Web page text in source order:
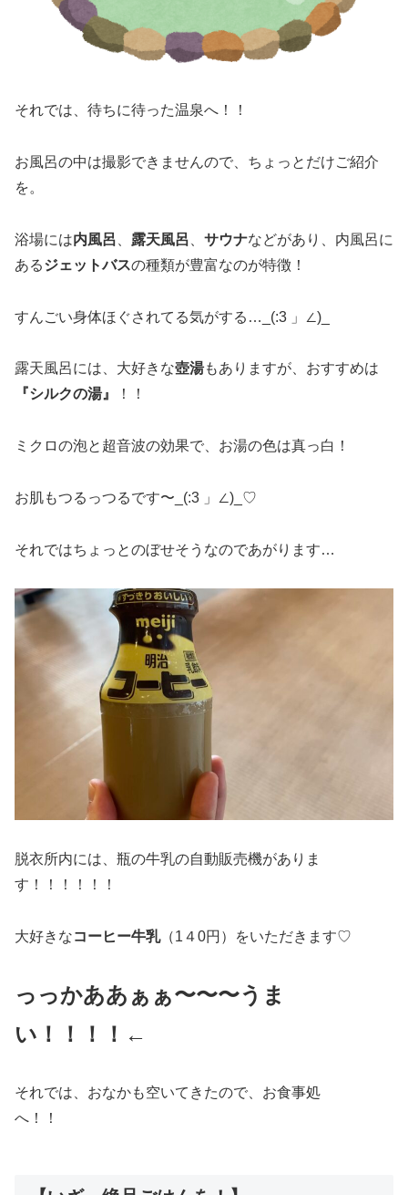
それでは、待ちに待った温泉へ！！
お風呂の中は撮影できませんので、ちょっとだけご紹介
を。
浴場には内風呂 露天風呂 サウナなどがあり、内風呂に
あるジェットバスの種類が豊富なのが特徴！
すんごい身体ほぐされてる気がする…_(:3 」∠)_
露天風呂には、大好きな壺湯もありますが、おすすめは
『シルクの湯』
！！
ミクロの泡と超音波の効果で、お湯の色は真っ白！
お肌もつるっつるです〜_(:3 」∠)_♡
それではちょっとのぼせそうなのであがります…
脱衣所内には、瓶の牛乳の自動販売機がありま
す！！！！！！
大好きなコーヒー牛乳（1４0円）をいただきます♡
っっかああぁぁ〜〜〜うま
い！！！！←
それでは、おなかも空いてきたので、お食事処
へ！！